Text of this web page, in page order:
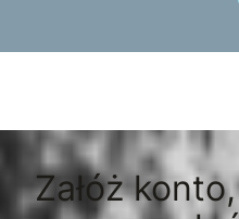
Załóż